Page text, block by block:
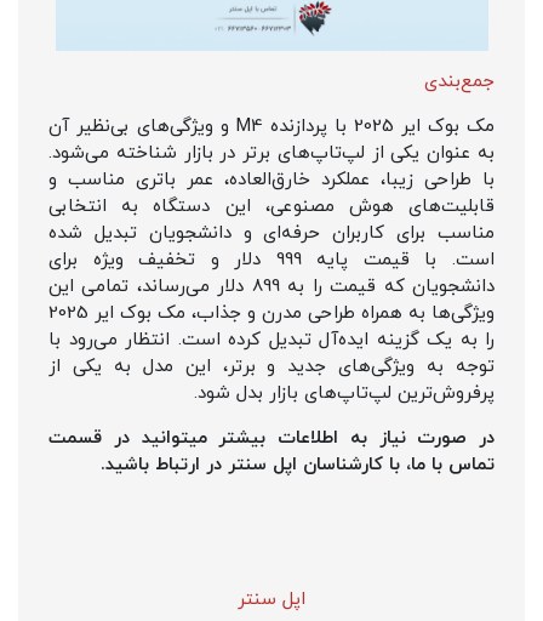
جمع‌بندی
مک بوک ایر 2025 با پردازنده M4 و ویژگی‌های بی‌نظیر آن
به عنوان یکی از لپ‌تاپ‌های برتر در بازار شناخته می‌شود.
با طراحی زیبا، عملکرد خارق‌العاده، عمر باتری مناسب و
قابلیت‌های هوش مصنوعی، این دستگاه به انتخابی
مناسب برای کاربران حرفه‌ای و دانشجویان تبدیل شده
است. با قیمت پایه 999 دلار و تخفیف ویژه برای
دانشجویان که قیمت را به 899 دلار می‌رساند، تمامی این
ویژگی‌ها به همراه طراحی مدرن و جذاب، مک بوک ایر 2025
را به یک گزینه ایده‌آل تبدیل کرده است. انتظار می‌رود با
توجه به ویژگی‌های جدید و برتر، این مدل به یکی از
پرفروش‌ترین لپ‌تاپ‌های بازار بدل شود.
در صورت نیاز به اطلاعات بیشتر میتوانید در قسمت
تماس با ما، با کارشناسان اپل سنتر در ارتباط باشید.
اپل سنتر